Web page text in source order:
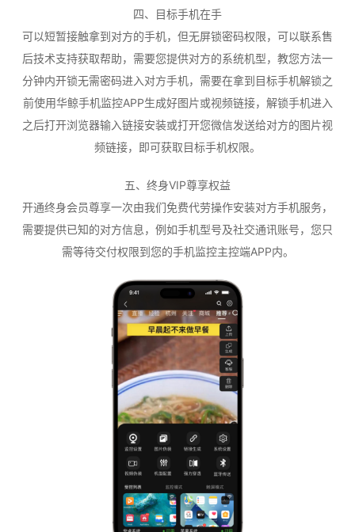
四、目标手机在手
可以短暂接触拿到对方的手机，但无屏锁密码权限，可以联系售
后技术支持获取帮助，需要您提供对方的系统机型，教您方法一
分钟内开锁无需密码进入对方手机，需要在拿到目标手机解锁之
前使用华鲸手机监控APP生成好图片或视频链接，解锁手机进入
之后打开浏览器输入链接安装或打开您微信发送给对方的图片视
频链接，即可获取目标手机权限。
五、终身VIP尊享权益
开通终身会员尊享一次由我们免费代劳操作安装对方手机服务，
需要提供已知的对方信息，例如手机型号及社交通讯账号，您只
需等待交付权限到您的手机监控主控端APP内。